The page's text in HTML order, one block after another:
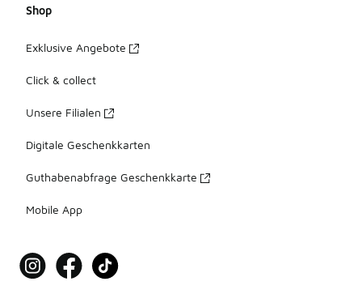
Shop
Exklusive Angebote
Click & collect
Unsere Filialen
Digitale Geschenkkarten
Guthabenabfrage Geschenkkarte
Mobile App